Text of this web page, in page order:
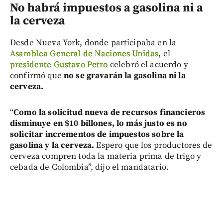
No habrá impuestos a gasolina ni a
la cerveza
Desde Nueva York, donde participaba en la
Asamblea General de Naciones Unidas, el
presidente Gustavo Petro celebró el acuerdo y
confirmó que no se gravarán la gasolina ni la
cerveza.
“Como la solicitud nueva de recursos financieros
disminuye en $10 billones, lo más justo es no
solicitar incrementos de impuestos sobre la
gasolina y la cerveza. Espero que los productores de
cerveza compren toda la materia prima de trigo y
cebada de Colombia”, dijo el mandatario.